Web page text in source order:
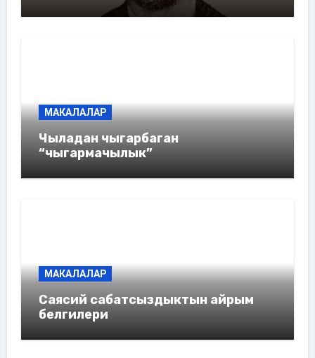
МАКАЛАЛАР
Чыладан чыгарбаган
“чыгармачылык”
МАКАЛАЛАР
Саясий сабатсыздыктын айрым
белгилери